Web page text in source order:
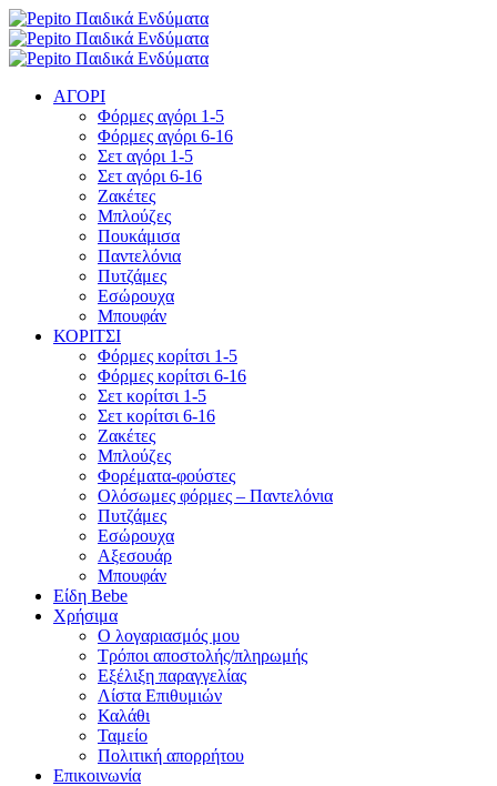
ΑΓΟΡΙ
Φόρμες αγόρι 1-5
Φόρμες αγόρι 6-16
Σετ αγόρι 1-5
Σετ αγόρι 6-16
Ζακέτες
Μπλούζες
Πουκάμισα
Παντελόνια
Πυτζάμες
Εσώρουχα
Μπουφάν
ΚΟΡΙΤΣΙ
Φόρμες κορίτσι 1-5
Φόρμες κορίτσι 6-16
Σετ κορίτσι 1-5
Σετ κορίτσι 6-16
Ζακέτες
Μπλούζες
Φορέματα-φούστες
Ολόσωμες φόρμες – Παντελόνια
Πυτζάμες
Εσώρουχα
Αξεσουάρ
Μπουφάν
Είδη Bebe
Χρήσιμα
Ο λογαριασμός μου
Τρόποι αποστολής/πληρωμής
Εξέλιξη παραγγελίας
Λίστα Επιθυμιών
Καλάθι
Ταμείο
Πολιτική απορρήτου
Επικοινωνία